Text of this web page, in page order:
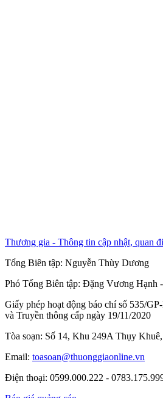
Thương gia - Thông tin cập nhật, quan
Tổng Biên tập: Nguyễn Thùy Dương
Phó Tổng Biên tập: Đặng Vương Hạnh -
Giấy phép hoạt động báo chí số 535/
và Truyền thông cấp ngày 19/11/2020
Tòa soạn: Số 14, Khu 249A Thụy
Email: toasoan@thuonggiaonline.vn
Điện thoại: 0599.000.222 -